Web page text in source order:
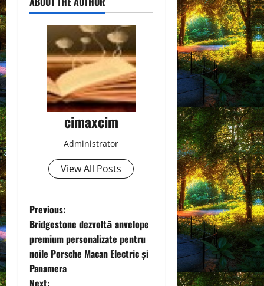
cimaxcim
Administrator
View All Posts
P
o
s
Previous:
Bridgestone dezvoltă anvelope
premium personalizate pentru
noile Porsche Macan Electric și
Panamera